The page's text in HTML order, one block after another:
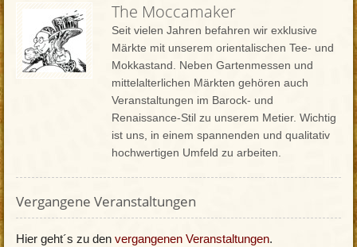
The Moccamaker
Seit vielen Jahren befahren wir exklusive
Märkte mit unserem orientalischen Tee- und
Mokkastand. Neben Gartenmessen und
mittelalterlichen Märkten gehören auch
Veranstaltungen im Barock- und
Renaissance-Stil zu unserem Metier. Wichtig
ist uns, in einem spannenden und qualitativ
hochwertigen Umfeld zu arbeiten.
Vergangene Veranstaltungen
Hier geht´s zu den vergangenen Veranstaltungen.